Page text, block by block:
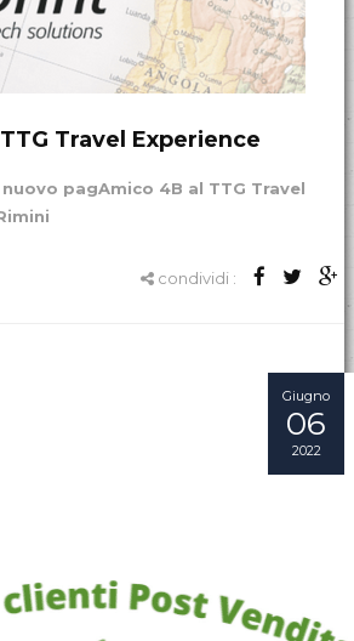
Travel Experience
pagAmico 4B al TTG Travel
condividi :
Giugno
06
2022